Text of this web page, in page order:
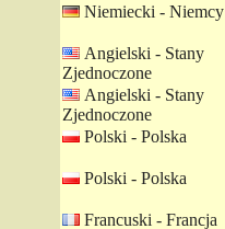
Niemiecki - Niemcy
Angielski - Stany
Zjednoczone
Angielski - Stany
Zjednoczone
Polski - Polska
Polski - Polska
Francuski - Francja